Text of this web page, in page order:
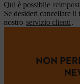
Qui è possibile
Se desideri cancellare
nostro servizio clienti .
NON